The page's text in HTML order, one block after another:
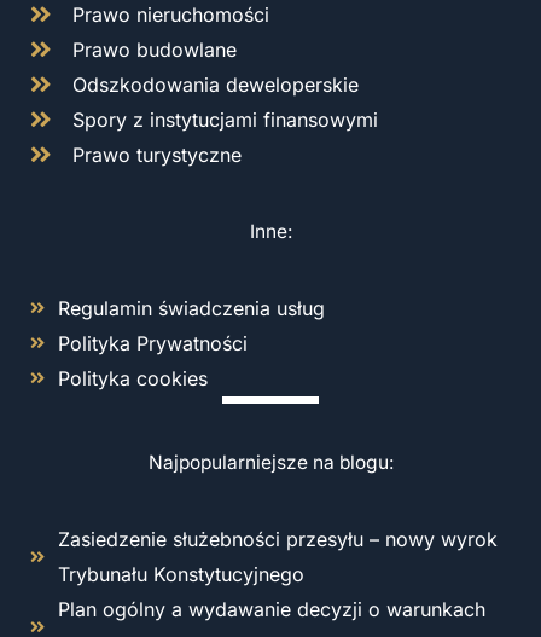
Prawo nieruchomości
Prawo budowlane
Odszkodowania deweloperskie
Spory z instytucjami finansowymi
Prawo turystyczne
Inne:
Regulamin świadczenia usług
Polityka Prywatności
Polityka cookies
Najpopularniejsze na blogu:
Zasiedzenie służebności przesyłu – nowy wyrok
Trybunału Konstytucyjnego
Plan ogólny a wydawanie decyzji o warunkach